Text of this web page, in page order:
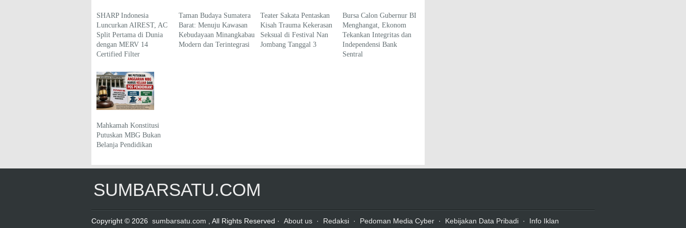
SHARP Indonesia
Luncurkan AIREST, AC
Split Pertama di Dunia
dengan MERV 14
Certified Filter
Taman Budaya Sumatera
Barat: Menuju Kawasan
Kebudayaan Minangkabau
Modern dan Terintegrasi
Teater Sakata Pentaskan
Kisah Trauma Kekerasan
Seksual di Festival Nan
Jombang Tanggal 3
Bursa Calon Gubernur BI
Menghangat, Ekonom
Tekankan Integritas dan
Independensi Bank
Sentral
Mahkamah Konstitusi
Putuskan MBG Bukan
Belanja Pendidikan
SUMBARSATU.COM
Copyright © 2026 sumbarsatu.com , All Rights Reserved · About us · Redaksi · Pedoman Media Cyber · Kebijakan Data Pribadi · Info Iklan